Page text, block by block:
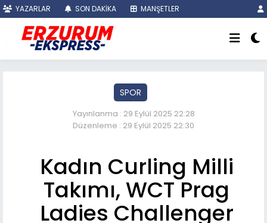
YAZARLAR SON DAKİKA MANŞETLER
SPOR
Yayınlanma : 29 Eylül 2025 22:28
Düzenleme : 29 Eylül 2025 22:30
Kadın Curling Milli
Takımı, WCT Prag
Ladies Challenger